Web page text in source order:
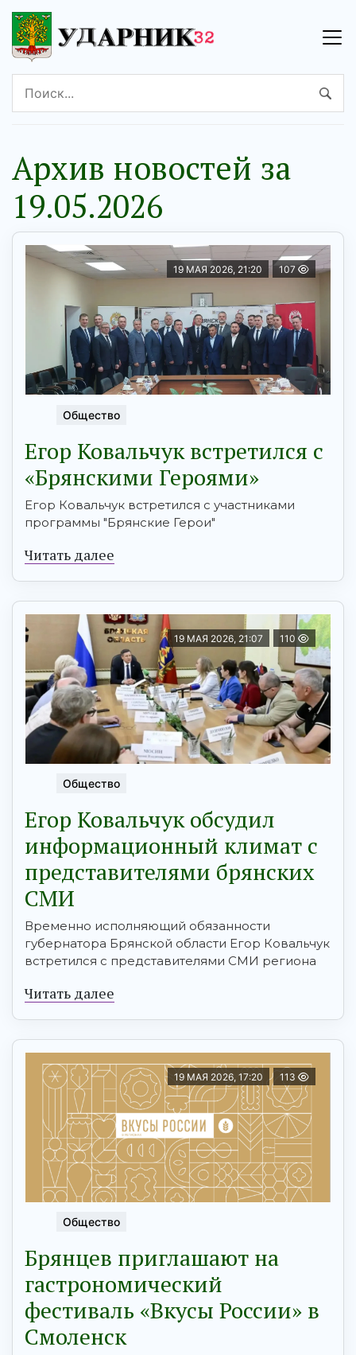
Архив новостей за
19.05.2026
19 МАЯ 2026, 21:20 107
Общество
Егор Ковальчук встретился с
«Брянскими Героями»
Егор Ковальчук встретился с участниками
программы "Брянские Герои"
Читать далее
19 МАЯ 2026, 21:07 110
Общество
Егор Ковальчук обсудил
информационный климат с
представителями брянских
СМИ
Временно исполняющий обязанности
губернатора Брянской области Егор Ковальчук
встретился с представителями СМИ региона
Читать далее
19 МАЯ 2026, 17:20 113
Общество
Брянцев приглашают на
гастрономический
фестиваль «Вкусы России» в
Смоленск